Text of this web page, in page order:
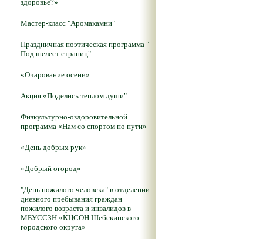
здоровье?»
Мастер-класс "Аромакамни"
Праздничная поэтическая программа "
Под шелест страниц"
«Очарование осени»
Акция «Поделись теплом души"
Физкультурно-оздоровительной
программа «Нам со спортом по пути»
«День добрых рук»
«Добрый огород»
"День пожилого человека" в отделении
дневного пребывания граждан
пожилого возраста и инвалидов в
МБУССЗН «КЦСОН Шебекинского
городского округа»